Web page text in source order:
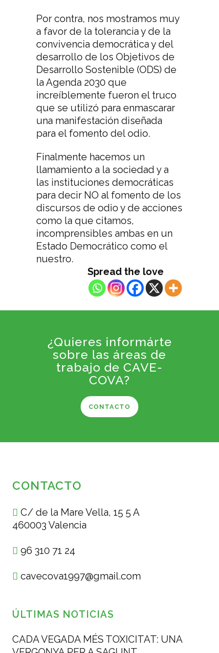
Por contra, nos mostramos muy
a favor de la tolerancia y de la
convivencia democrática y del
desarrollo de los Objetivos de
Desarrollo Sostenible (ODS) de
la Agenda 2030 que
increíblemente fueron el truco
que se utilizó para enmascarar
una manifestación diseñada
para el fomento del odio.
Finalmente hacemos un
llamamiento a la sociedad y a
las instituciones democráticas
para decir NO al fomento de los
discursos de odio y de acciones
como la que citamos,
incomprensibles ambas en un
Estado Democrático como el
nuestro.
Spread the love
¿Quieres informárte
sobre las áreas de
trabajo de CAVE-
COVA?
CONTACTO
CONTACTO
C/ de la Mare Vella, 15 5 A
460003 Valencia
96 310 71 24
cavecova1997@gmail.com
ÚLTIMAS NOTICIAS
CADA VEGADA MÉS TOXICITAT: UNA